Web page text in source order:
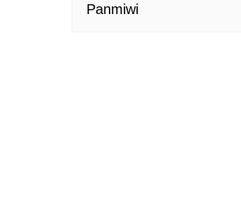
Panmiwi